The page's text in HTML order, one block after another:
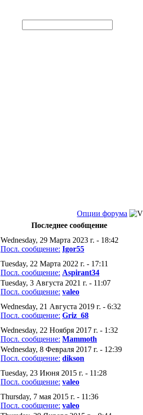
Опции форума
Последнее сообщение
Wednesday, 29 Марта 2023 г. - 18:42
Посл. сообщение: Igor55
Tuesday, 22 Марта 2022 г. - 17:11
Посл. сообщение: Aspirant34
Tuesday, 3 Августа 2021 г. - 11:07
Посл. сообщение: valeo
Wednesday, 21 Августа 2019 г. - 6:32
Посл. сообщение: Griz_68
Wednesday, 22 Ноября 2017 г. - 1:32
Посл. сообщение: Mammoth
Wednesday, 8 Февраля 2017 г. - 12:39
Посл. сообщение: dikson
Tuesday, 23 Июня 2015 г. - 11:28
Посл. сообщение: valeo
Thursday, 7 мая 2015 г. - 11:36
Посл. сообщение: valeo